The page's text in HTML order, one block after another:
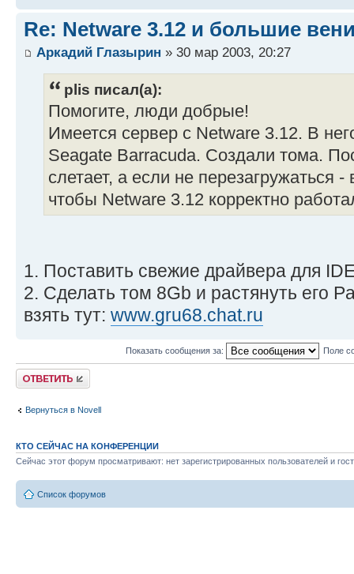
Re: Netware 3.12 и большие
Аркадий Глазырин » 30 мар 2003, 20:27
plis писал(а):
Помогите, люди добрые!
Имеется сервер с Netware 3.12. В
Seagate Barracuda. Создали тома.
слетает, а если не перезагружаться -
чтобы Netware 3.12 корректно
1. Поставить свежие драйвера для
2. Сделать том 8Gb и растянуть его
взять тут: www.gru68.chat.ru
Показать сообщения за: Поле
Ответить
Вернуться в Novell
КТО СЕЙЧАС НА КОНФЕРЕНЦИИ
Сейчас этот форум просматривают: нет зарегистрированных пользователей и
Список форумов